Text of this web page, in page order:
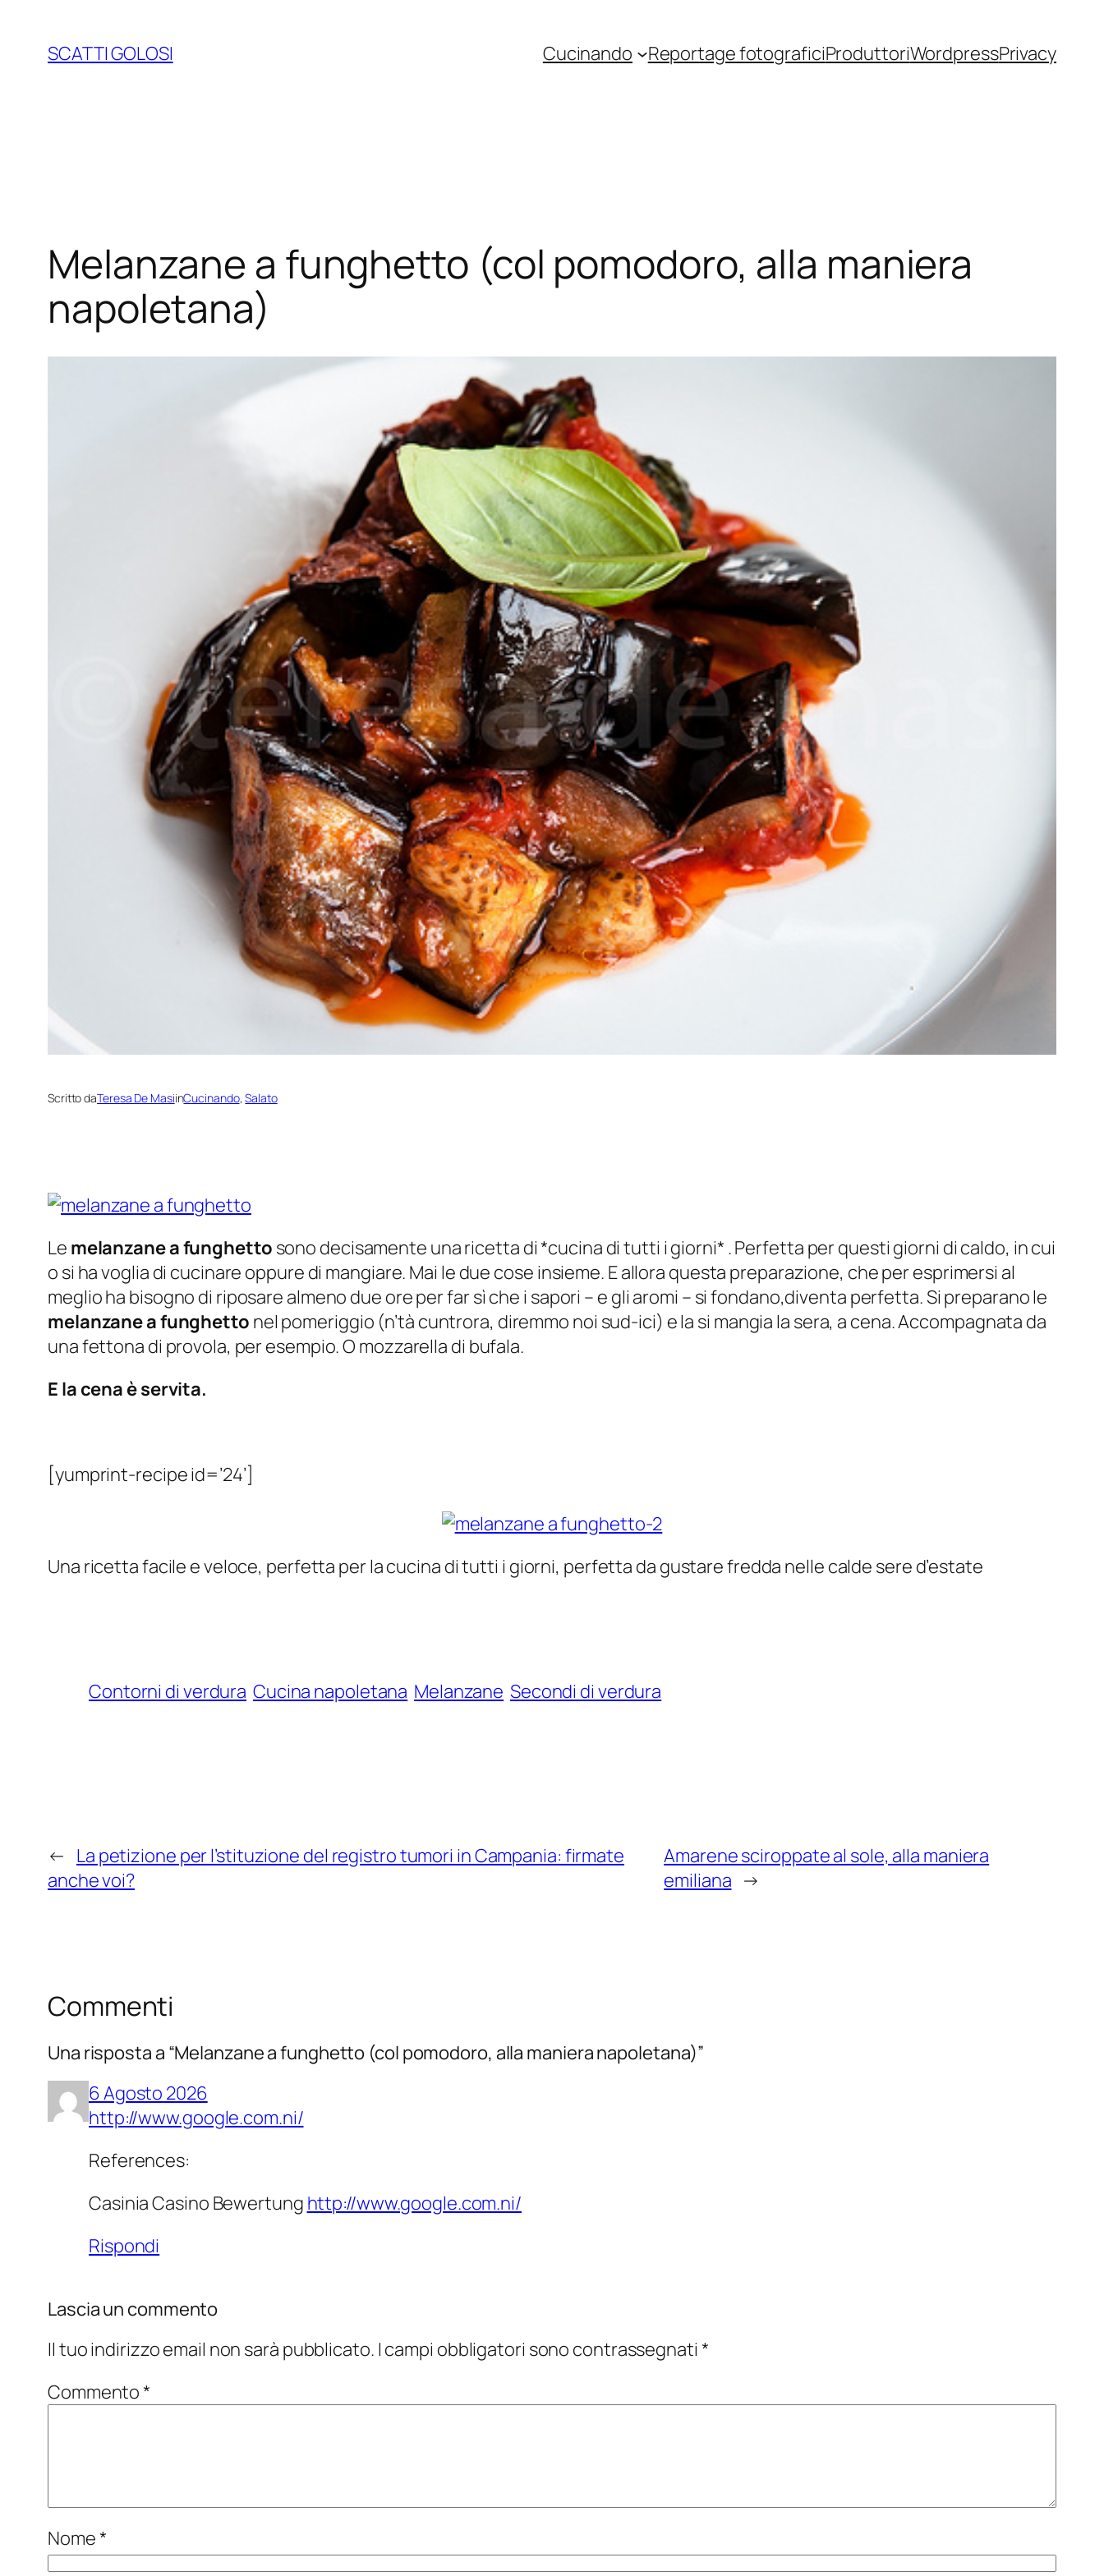
contenuto
SCATTI GOLOSI Cucinando Reportage fotograficiProduttoriWordpressPrivacy
Melanzane a funghetto (col pomodoro, alla maniera
napoletana)
Scritto daTeresa De MasiinCucinando, Salato
Le melanzane a funghetto sono decisamente una ricetta di *cucina di tutti i giorni* . Perfetta per questi giorni di caldo, in cui
o si ha voglia di cucinare oppure di mangiare. Mai le due cose insieme. E allora questa preparazione, che per esprimersi al
meglio ha bisogno di riposare almeno due ore per far sì che i sapori – e gli aromi – si fondano,diventa perfetta. Si preparano le
melanzane a funghetto nel pomeriggio (n’tà cuntrora, diremmo noi sud-ici) e la si mangia la sera, a cena. Accompagnata da
una fettona di provola, per esempio. O mozzarella di bufala.
E la cena è servita.
[yumprint-recipe id=’24’]
Una ricetta facile e veloce, perfetta per la cucina di tutti i giorni, perfetta da gustare fredda nelle calde sere d’estate
Contorni di verdura Cucina napoletana Melanzane Secondi di verdura
← La petizione per l’stituzione del registro tumori in Campania: firmate
anche voi?
Amarene sciroppate al sole, alla maniera
emiliana →
Commenti
Una risposta a “Melanzane a funghetto (col pomodoro, alla maniera napoletana)”
6 Agosto 2026
http://www.google.com.ni/
References:
Casinia Casino Bewertung http://www.google.com.ni/
Rispondi
Lascia un commento
Il tuo indirizzo email non sarà pubblicato. I campi obbligatori sono contrassegnati *
Commento*
Nome*